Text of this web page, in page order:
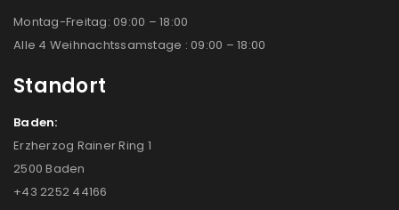
Montag-Freitag: 09:00 – 18:00
Alle 4 Weihnachtssamstage : 09:00 – 18:00
Standort
Baden:
Erzherzog Rainer Ring 1
2500 Baden
+43 2252 44166